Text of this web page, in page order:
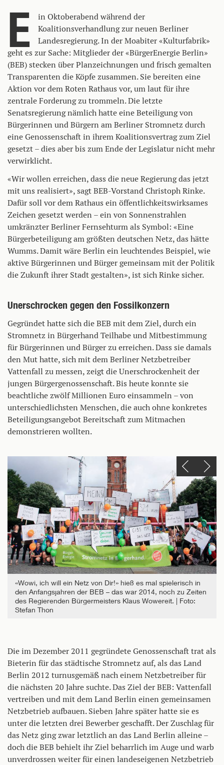
E
in Oktoberabend während der
Koalitionsverhandlung zur neuen Berliner
Landesregierung. In der Moabiter «Kulturfabrik»
geht es zur Sache: Mitglieder der «BürgerEnergie Berlin»
(BEB) stecken über Planzeichnungen und frisch gemalten
Transparenten die Köpfe zusammen. Sie bereiten eine
Aktion vor dem Roten Rathaus vor, um laut für ihre
zentrale Forderung zu trommeln. Die letzte
Senatsregierung nämlich hatte eine Beteiligung von
Bürgerinnen und Bürgern am Berliner Stromnetz durch
eine Genossenschaft in ihrem Koalitionsvertrag zum Ziel
gesetzt – dies aber bis zum Ende der Legislatur nicht mehr
verwirklicht.
«Wir wollen erreichen, dass die neue Regierung das jetzt
mit uns realisiert», sagt BEB-Vorstand Christoph Rinke.
Dafür soll vor dem Rathaus ein öffentlichkeitswirksames
Zeichen gesetzt werden – ein von Sonnenstrahlen
umkränzter Berliner Fernsehturm als Symbol: «Eine
Bürgerbeteiligung am größten deutschen Netz, das hätte
Wumms. Damit wäre Berlin ein leuchtendes Beispiel, wie
aktive Bürgerinnen und Bürger gemeinsam mit der Politik
die Zukunft ihrer Stadt gestalten», ist sich Rinke sicher.
Unerschrocken gegen den Fossilkonzern
Gegründet hatte sich die BEB mit dem Ziel, durch ein
Stromnetz in Bürgerhand Teilhabe und Mitbestimmung
für Bürgerinnen und Bürger zu erreichen. Dass sie damals
den Mut hatte, sich mit dem Berliner Netzbetreiber
Vattenfall zu messen, zeigt die Unerschrockenheit der
jungen Bürgergenossenschaft. Bis heute konnte sie
beachtliche zwölf Millionen Euro einsammeln – von
unterschiedlichsten Menschen, die auch ohne konkretes
Beteiligungsangebot Bereitschaft zum Mitmachen
demonstrieren wollten.
«Wowi, ich will ein Netz von Dir!» hieß es mal spielerisch in
den Anfangsjahren der BEB – das war 2014, noch zu Zeiten
des Regierenden Bürgermeisters Klaus Wowereit.
Foto:
Stefan Thon
Einen Slide zurück
Einen Slide vor
Die im Dezember 2011 gegründete Genossenschaft trat als
Bieterin für das städtische Stromnetz auf, als das Land
Berlin 2012 turnusgemäß nach einem Netzbetreiber für
die nächsten 20 Jahre suchte. Das Ziel der BEB: Vattenfall
vertreiben und mit dem Land Berlin einen gemeinsamen
Netzbetrieb aufbauen. Sieben Jahre später hatte sie es
unter die letzten drei Bewerber geschafft. Der Zuschlag für
das Netz ging zwar letztlich an das Land Berlin alleine –
doch die BEB behielt ihr Ziel beharrlich im Auge und warb
unverdrossen weiter für einen landeseigenen Netzbetrieb